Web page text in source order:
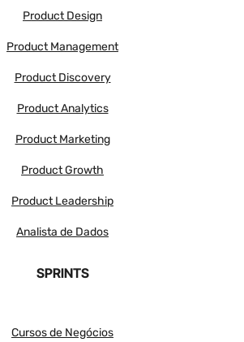
Product Design
Product Management
Product Discovery
Product Analytics
Product Marketing
Product Growth
Product Leadership
Analista de Dados
SPRINTS
Cursos de Negócios